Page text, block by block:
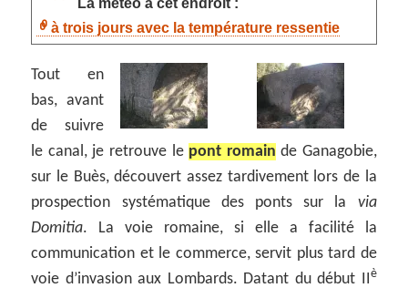
à trois jours avec la température ressentie
Tout en
bas, avant
de suivre
le canal, je retrouve le pont romain de Ganagobie,
sur le Buès, découvert assez tardivement lors de la
prospection systématique des ponts sur la via
Domitia. La voie romaine, si elle a facilité la
communication et le commerce, servit plus tard de
voie d’invasion aux Lombards. Datant du début IIè